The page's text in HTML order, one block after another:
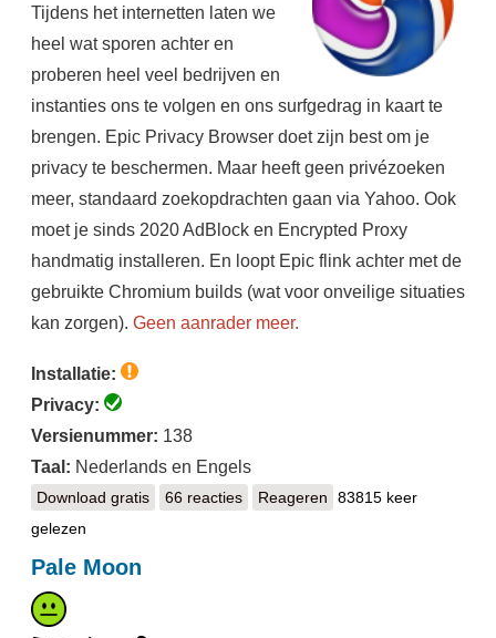
Tijdens het internetten laten we
heel wat sporen achter en
proberen heel veel bedrijven en
instanties ons te volgen en ons surfgedrag in kaart te
brengen. Epic Privacy Browser doet zijn best om je
privacy te beschermen. Maar heeft geen privézoeken
meer, standaard zoekopdrachten gaan via Yahoo. Ook
moet je sinds 2020 AdBlock en Encrypted Proxy
handmatig installeren. En loopt Epic flink achter met de
gebruikte Chromium builds (wat voor onveilige situaties
kan zorgen). Geen aanrader meer.
Installatie:
Privacy:
Versienummer: 138
Taal: Nederlands en Engels
Download gratisEpic Privacy Browser
66 reacties Reageren
83815 keer
gelezen
Pale Moon